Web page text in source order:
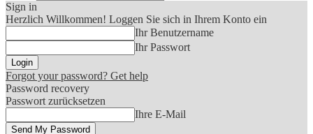
Sign in
Herzlich Willkommen! Loggen Sie sich in Ihrem Konto ein
Ihr Benutzername
Ihr Passwort
Forgot your password? Get help
Password recovery
Passwort zurücksetzen
Ihre E-Mail